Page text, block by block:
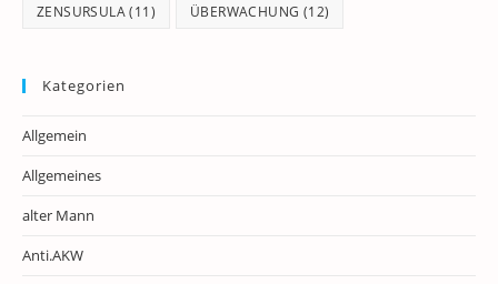
ZENSURSULA(11) ÜBERWACHUNG (12)
Kategorien
Allgemein
Allgemeines
alter Mann
Anti.AKW